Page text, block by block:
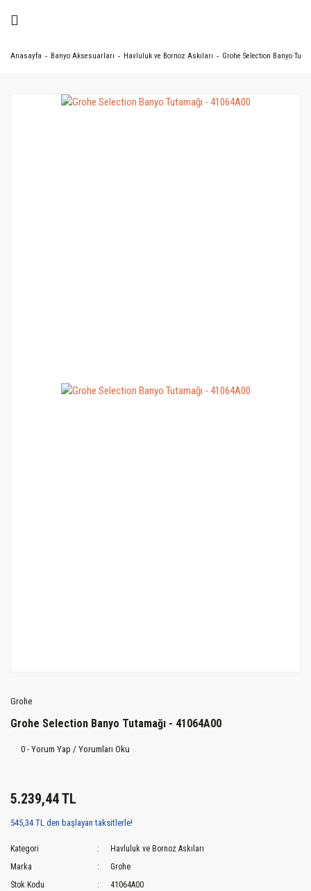
Anasayfa Banyo Aksesuarları Havluluk ve Bornoz Askıları Grohe Selection Banyo
Grohe
Grohe Selection Banyo Tutamağı - 41064A00
0 - Yorum Yap / Yorumları Oku
5.239,44 TL
545,34 TL den başlayan taksitlerle!
Kategori
Havluluk ve Bornoz Askıları
Marka
Grohe
Stok Kodu
41064A00